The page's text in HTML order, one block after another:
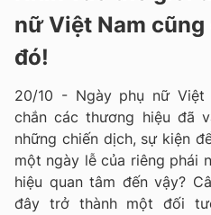
nữ Việt Nam
đó!
20/10 - Ngày phụ nữ
chắn các thương hiệu đã
những chiến dịch, sự kiện
một ngày lễ của riêng phái
hiệu quan tâm đến vậy?
đây trở thành một đối